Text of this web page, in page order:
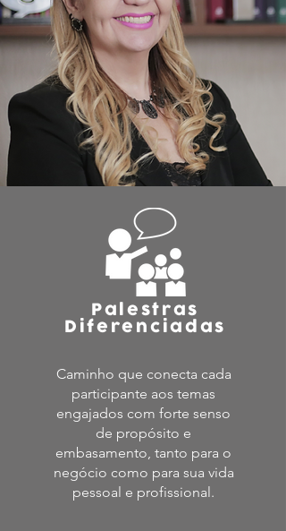
Palestras
Diferenciadas
Caminho que conecta cada
participante aos temas
engajados com forte senso
de propósito e
embasamento, tanto para o
negócio como para sua vida
pessoal e profissional.